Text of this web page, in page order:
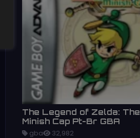
The Legend of Zelda: The
Minish Cap Pt-Br GBA
gba 32,982